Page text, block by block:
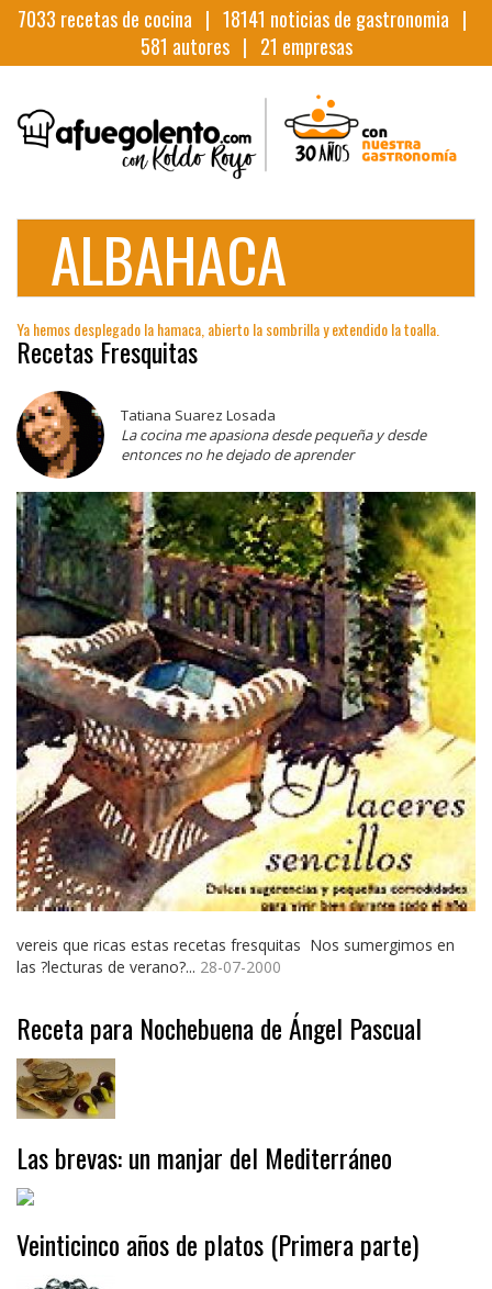
7033 recetas de cocina | 18141 noticias de gastronomia |
581 autores | 21 empresas
ALBAHACA
Ya hemos desplegado la hamaca, abierto la sombrilla y extendido la toalla.
Recetas Fresquitas
Tatiana Suarez Losada
La cocina me apasiona desde pequeña y desde
entonces no he dejado de aprender
vereis que ricas estas recetas fresquitas Nos sumergimos en
las ?lecturas de verano?... 28-07-2000
Receta para Nochebuena de Ángel Pascual
Las brevas: un manjar del Mediterráneo
Veinticinco años de platos (Primera parte)